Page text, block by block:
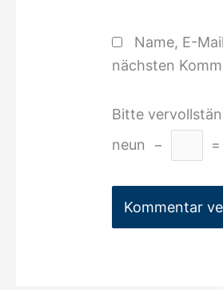
Name, E-
nächsten
Bitte
neun
− =